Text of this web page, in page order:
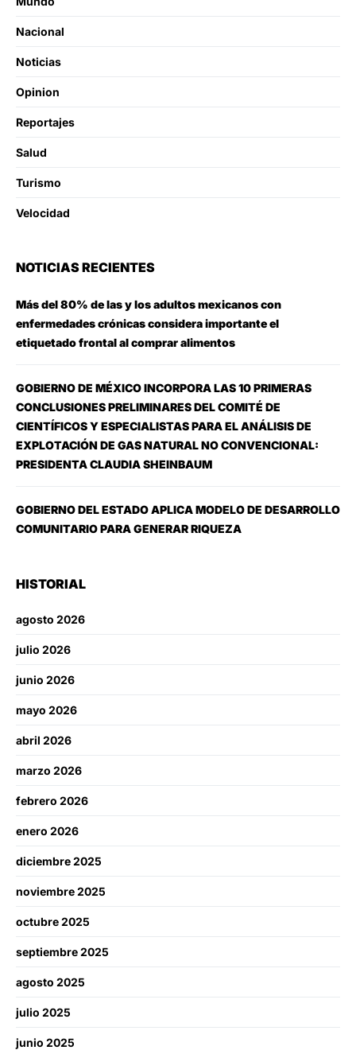
Nacional
Noticias
Opinion
Reportajes
Salud
Turismo
Velocidad
NOTICIAS RECIENTES
Más del 80% de las y los adultos mexicanos con
enfermedades crónicas considera importante el
etiquetado frontal al comprar alimentos
GOBIERNO DE MÉXICO INCORPORA LAS 10 PRIMERAS
CONCLUSIONES PRELIMINARES DEL COMITÉ DE
CIENTÍFICOS Y ESPECIALISTAS PARA EL ANÁLISIS DE
EXPLOTACIÓN DE GAS NATURAL NO CONVENCIONAL:
PRESIDENTA CLAUDIA SHEINBAUM
GOBIERNO DEL ESTADO APLICA MODELO DE DESARROLLO
COMUNITARIO PARA GENERAR RIQUEZA
HISTORIAL
agosto 2026
julio 2026
junio 2026
mayo 2026
abril 2026
marzo 2026
febrero 2026
enero 2026
diciembre 2025
noviembre 2025
octubre 2025
septiembre 2025
agosto 2025
julio 2025
junio 2025